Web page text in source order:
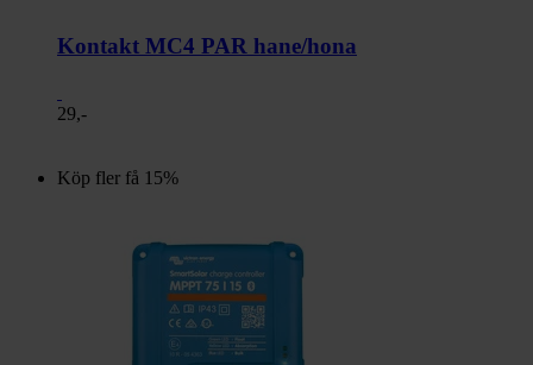
Kontakt MC4 PAR hane/hona
29,-
Köp fler få 15%